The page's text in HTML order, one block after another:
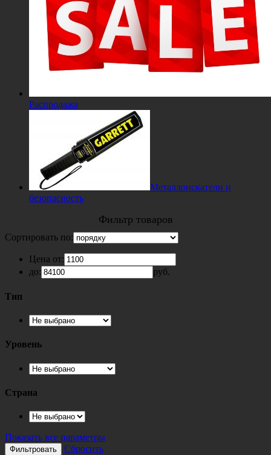
Распродажа
Металлоискатели и
безопасность
Фильтр товаров
Сортировать по:
Цена от:
до:
руб.
Тип
Уровень
Страна
Показать все параметры
Сбросить